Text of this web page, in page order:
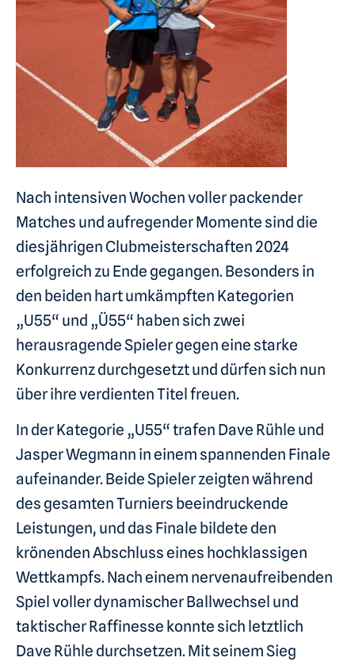
Nach intensiven Wochen voller packender
Matches und aufregender Momente sind die
diesjährigen Clubmeisterschaften 2024
erfolgreich zu Ende gegangen. Besonders in
den beiden hart umkämpften Kategorien
„U55“ und „Ü55“ haben sich zwei
herausragende Spieler gegen eine starke
Konkurrenz durchgesetzt und dürfen sich nun
über ihre verdienten Titel freuen.
In der Kategorie „U55“ trafen Dave Rühle und
Jasper Wegmann in einem spannenden Finale
aufeinander. Beide Spieler zeigten während
des gesamten Turniers beeindruckende
Leistungen, und das Finale bildete den
krönenden Abschluss eines hochklassigen
Wettkampfs. Nach einem nervenaufreibenden
Spiel voller dynamischer Ballwechsel und
taktischer Raffinesse konnte sich letztlich
Dave Rühle durchsetzen. Mit seinem Sieg